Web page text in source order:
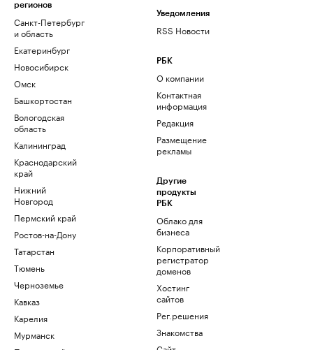
регионов
Санкт-Петербург
и область
Екатеринбург
Новосибирск
Омск
Башкортостан
Вологодская
область
Калининград
Краснодарский
край
Нижний
Новгород
Пермский край
Ростов-на-Дону
Татарстан
Тюмень
Черноземье
Кавказ
Карелия
Мурманск
Уведомления
RSS Новости
РБК
О компании
Контактная
информация
Редакция
Размещение
рекламы
Другие
продукты
РБК
Облако для
бизнеса
Корпоративный
регистратор
доменов
Хостинг
сайтов
Рег.решения
Знакомства